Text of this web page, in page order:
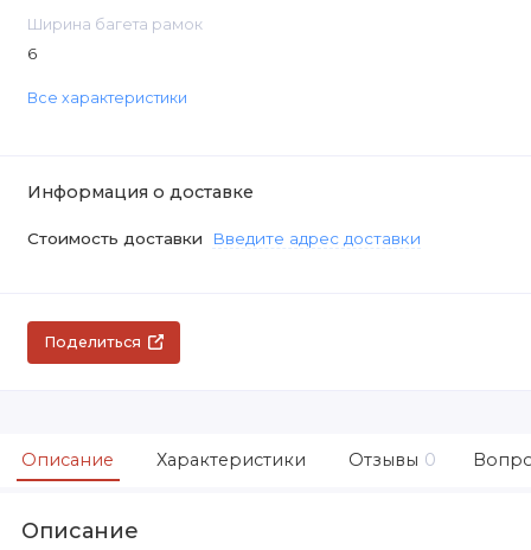
Ширина багета рамок
6
Все характеристики
Информация о доставке
Стоимость доставки Введите адрес доставки
Поделиться
Описание Характеристики Отзывы 0
Описание